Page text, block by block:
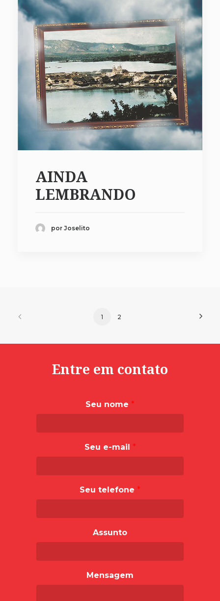
AINDA
LEMBRANDO
por Joselito
1 2
Entre em contato
Seu nome *
Seu e-mail *
Seu telefone *
Assunto
Mensagem